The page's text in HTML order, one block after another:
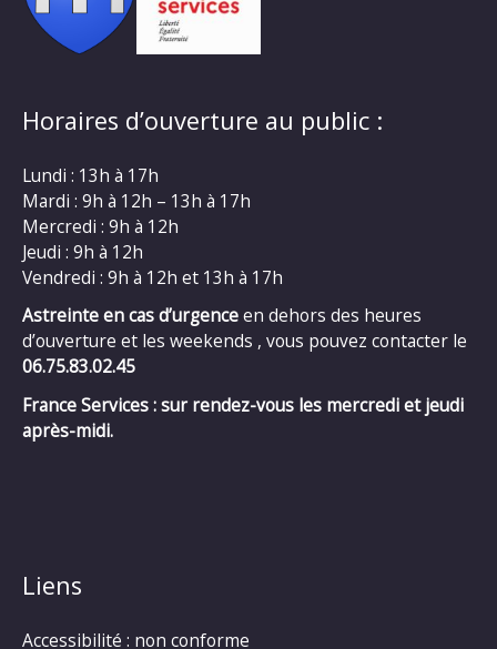
Horaires d’ouverture au public :
Lundi : 13h à 17h
Mardi : 9h à 12h – 13h à 17h
Mercredi : 9h à 12h
Jeudi : 9h à 12h
Vendredi : 9h à 12h et 13h à 17h
Astreinte en cas d’urgenceen dehors des heures
d’ouverture et les weekends , vous pouvez contacter le
06.75.83.02.45
France Services : sur rendez-vous les mercredi et jeudi
après-midi.
Liens
Accessibilité : non conforme